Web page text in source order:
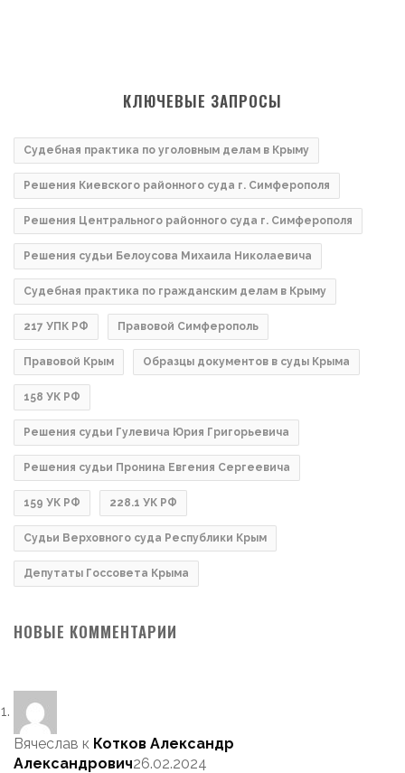
КЛЮЧЕВЫЕ ЗАПРОСЫ
Судебная практика по уголовным делам в Крыму
Решения Киевского районного суда г. Симферополя
Решения Центрального районного суда г. Симферополя
Решения судьи Белоусова Михаила Николаевича
Судебная практика по гражданским делам в Крыму
217 УПК РФ Правовой Симферополь
Правовой Крым Образцы документов в суды Крыма
158 УК РФ
Решения судьи Гулевича Юрия Григорьевича
Решения судьи Пронина Евгения Сергеевича
159 УК РФ 228.1 УК РФ
Судьи Верховного суда Республики Крым
Депутаты Госсовета Крыма
НОВЫЕ КОММЕНТАРИИ
Вячеслав к Котков Александр
Александрович26.02.2024